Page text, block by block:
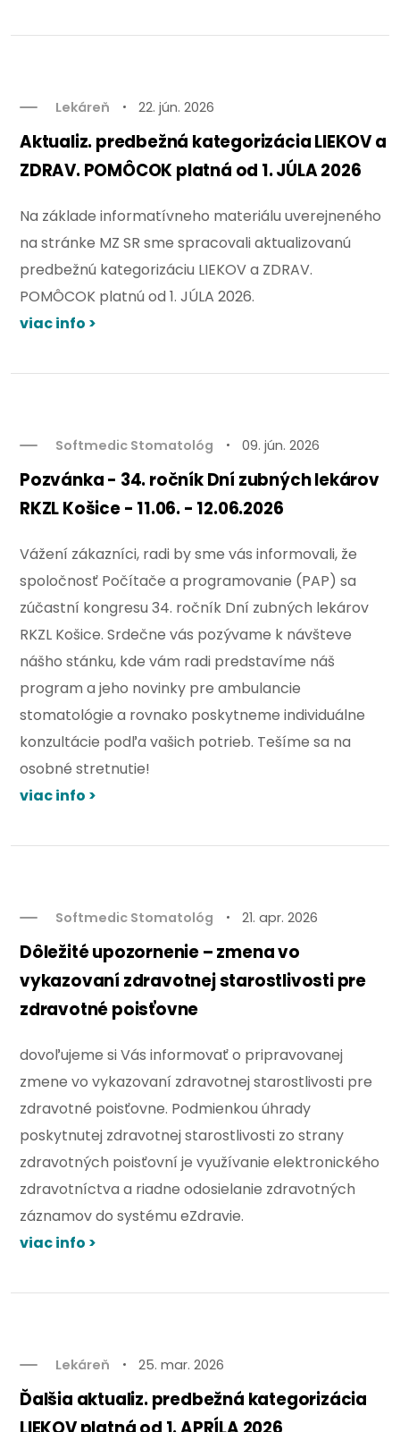
Lekáreň 22. jún. 2026
Aktualiz. predbežná kategorizácia LIEKOV a
ZDRAV. POMÔCOK platná od 1. JÚLA 2026
Na základe informatívneho materiálu uverejneného
na stránke MZ SR sme spracovali aktualizovanú
predbežnú kategorizáciu LIEKOV a ZDRAV.
POMÔCOK platnú od 1. JÚLA 2026.
viac info >
Softmedic Stomatológ 09. jún. 2026
Pozvánka - 34. ročník Dní zubných lekárov
RKZL Košice - 11.06. - 12.06.2026
Vážení zákazníci, radi by sme vás informovali, že
spoločnosť Počítače a programovanie (PAP) sa
zúčastní kongresu 34. ročník Dní zubných lekárov
RKZL Košice. Srdečne vás pozývame k návšteve
nášho stánku, kde vám radi predstavíme náš
program a jeho novinky pre ambulancie
stomatológie a rovnako poskytneme individuálne
konzultácie podľa vašich potrieb. Tešíme sa na
osobné stretnutie!
viac info >
Softmedic Stomatológ 21. apr. 2026
Dôležité upozornenie – zmena vo
vykazovaní zdravotnej starostlivosti pre
zdravotné poisťovne
dovoľujeme si Vás informovať o pripravovanej
zmene vo vykazovaní zdravotnej starostlivosti pre
zdravotné poisťovne. Podmienkou úhrady
poskytnutej zdravotnej starostlivosti zo strany
zdravotných poisťovní je využívanie elektronického
zdravotníctva a riadne odosielanie zdravotných
záznamov do systému eZdravie.
viac info >
Lekáreň 25. mar. 2026
Ďalšia aktualiz. predbežná kategorizácia